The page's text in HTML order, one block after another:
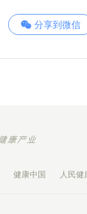
分享到微信
健康中国 人民健